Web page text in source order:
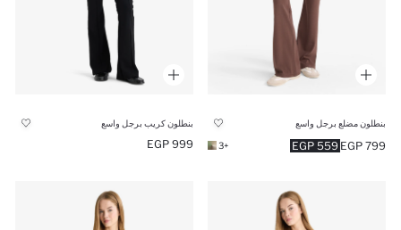
بنطلون مضلع برجل واسع
559 EGP 799 EGP
+3
بنطلون كريب برجل واسع
999 EGP